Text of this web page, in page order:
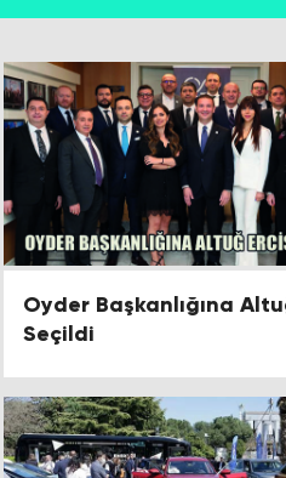
Oyder Başkanlığına
Seçildi